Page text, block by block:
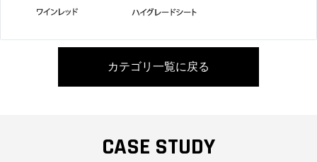
カテゴリ一覧に戻る
CASE STUDY